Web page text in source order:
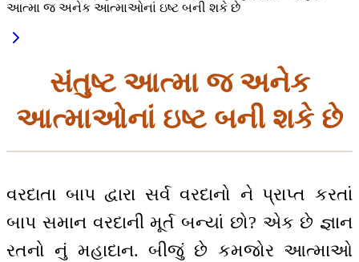
આત્મા જ અનેક આત્માઓનાં ઇષ્ટ બની શકે છે
સંતુષ્ટ આત્મા જ અનેક
આત્માઓનાં ઇષ્ટ બની શકે છે
વરદાતા બાપ દ્વારા સર્વ વરદાનો ને પ્રાપ્ત કરતાં
બાપ સમાન વરદાની મૂર્ત બન્યાં છો? એક છે જ્ઞાન
રતનો નું મહાદાન. બીજું છે કમજોર આત્માઓ